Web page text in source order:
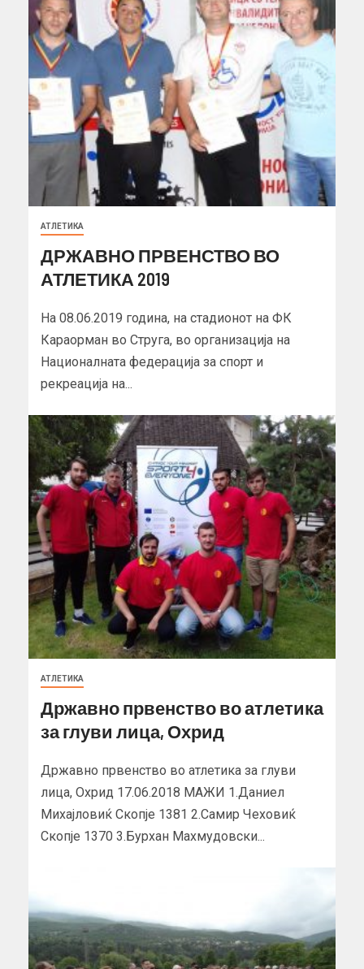
АТЛЕТИКА
ДРЖАВНО ПРВЕНСТВО ВО
АТЛЕТИКА 2019
На 08.06.2019 година, на стадионот на ФК
Караорман во Струга, во организација на
Националната федерација за спорт и
рекреација на...
АТЛЕТИКА
Државно првенство во атлетика
за глуви лица, Охрид
Државно првенство во атлетика за глуви
лица, Охрид 17.06.2018 МАЖИ 1.Даниел
Михајловиќ Скопје 1381 2.Самир Чеховиќ
Скопје 1370 3.Бурхан Махмудовски...